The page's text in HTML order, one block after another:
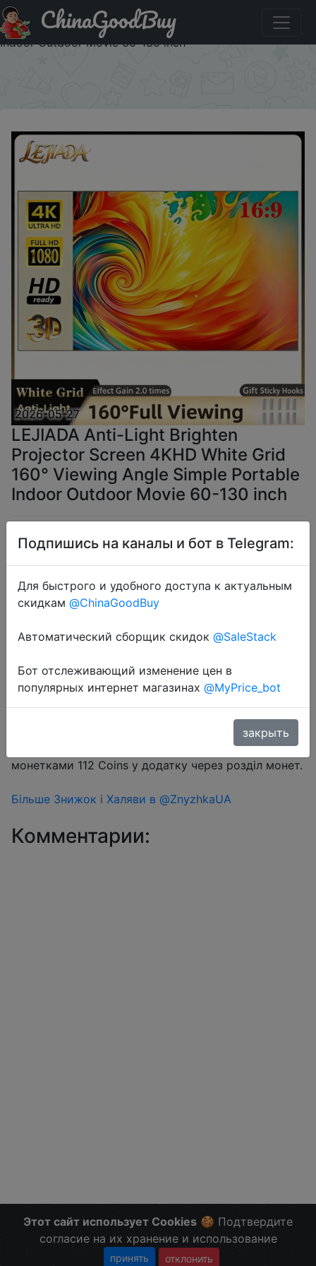
Скидка на: LEJIADA Anti-Light Brighten Projector Screen
4KHD White Grid 160° Viewing Angle Simple Portable
Indoor Outdoor Movie 60-130 inch
ChinaGoodBuy
2026-05-27
LEJIADA Anti-Light Brighten
Projector Screen 4KHD White Grid
160° Viewing Angle Simple Portable
Indoor Outdoor Movie 60-130 inch
$7.2
Coins
Перейти в магазин
Купон продавця $1 на сторінці товару + знижка
монетками 112 Coins у додатку через розділ монет.
Більше Знижок і Халяви в @ZnyzhkaUA
Комментарии:
Этот сайт использует Cookies 🍪 Подтвердите
согласие на их хранение и использование
принять отклонить
Подпишись на каналы и бот в Telegram:
Для быстрого и удобного доступа к актуальным
скидкам @ChinaGoodBuy
Автоматический сборщик скидок @SaleStack
Бот отслеживающий изменение цен в
популярных интернет магазинах @MyPrice_bot
закрыть